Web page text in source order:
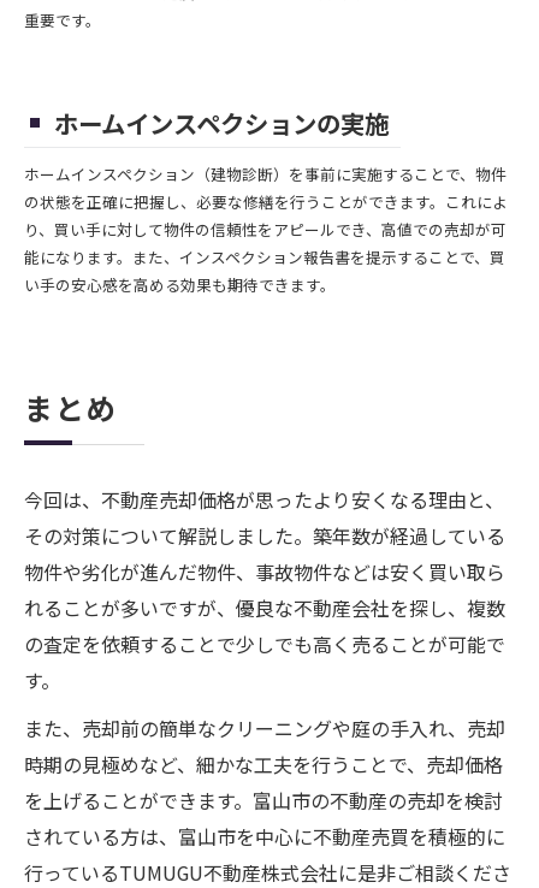
重要です。
ホームインスペクションの実施
ホームインスペクション（建物診断）を事前に実施することで、物件
の状態を正確に把握し、必要な修繕を行うことができます。これによ
り、買い手に対して物件の信頼性をアピールでき、高値での売却が可
能になります。また、インスペクション報告書を提示することで、買
い手の安心感を高める効果も期待できます。
まとめ
今回は、不動産売却価格が思ったより安くなる理由と、
その対策について解説しました。築年数が経過している
物件や劣化が進んだ物件、事故物件などは安く買い取ら
れることが多いですが、優良な不動産会社を探し、複数
の査定を依頼することで少しでも高く売ることが可能で
す。
また、売却前の簡単なクリーニングや庭の手入れ、売却
時期の見極めなど、細かな工夫を行うことで、売却価格
を上げることができます。富山市の不動産の売却を検討
されている方は、富山市を中心に不動産売買を積極的に
行っているTUMUGU不動産株式会社に是非ご相談くださ